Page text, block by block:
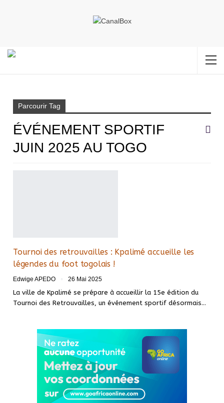
Parcourir Tag
ÉVÉNEMENT SPORTIF
JUIN 2025 AU TOGO
Tournoi des retrouvailles : Kpalimé accueille les
légendes du foot togolais !
Edwige APEDO 26 Mai 2025
La ville de Kpalimé se prépare à accueillir la 15e édition du
Tournoi des Retrouvailles, un événement sportif désormais…